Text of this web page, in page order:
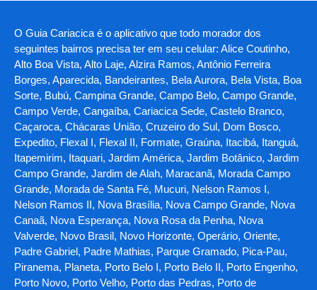
O Guia Cariacica é o aplicativo que todo morador dos
seguintes bairros precisa ter em seu celular: Alice Coutinho,
Alto Boa Vista, Alto Laje, Alzira Ramos, Antônio Ferreira
Borges, Aparecida, Bandeirantes, Bela Aurora, Bela Vista, Boa
Sorte, Bubú, Campina Grande, Campo Belo, Campo Grande,
Campo Verde, Cangaíba, Cariacica Sede, Castelo Branco,
Caçaroca, Chácaras União, Cruzeiro do Sul, Dom Bosco,
Expedito, Flexal I, Flexal II, Formate, Graúna, Itacibá, Itanguá,
Itapemirim, Itaquari, Jardim América, Jardim Botânico, Jardim
Campo Grande, Jardim de Alah, Maracanã, Morada Campo
Grande, Morada de Santa Fé, Mucuri, Nelson Ramos I,
Nelson Ramos II, Nova Brasília, Nova Campo Grande, Nova
Canaã, Nova Esperança, Nova Rosa da Penha, Nova
Valverde, Novo Brasil, Novo Horizonte, Operário, Oriente,
Padre Gabriel, Padre Mathias, Parque Gramado, Pica-Pau,
Piranema, Planeta, Porto Belo I, Porto Belo II, Porto Engenho,
Porto Novo, Porto Velho, Porto das Pedras, Porto de